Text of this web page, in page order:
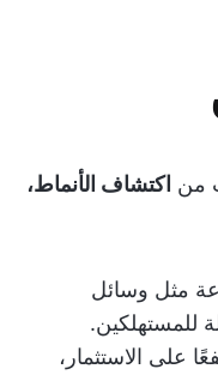
اكتشاف الأنماط،
مثل وسائل
للمستهلكين.
على الاستثمار،